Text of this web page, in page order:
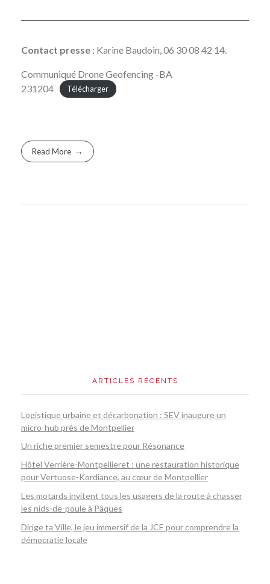
Contact presse : Karine Baudoin, 06 30 08 42 14.
Communiqué Drone Geofencing -BA
231204
Télécharger
Read More
ARTICLES RÉCENTS
Logistique urbaine et décarbonation : SEV inaugure un
micro-hub près de Montpellier
Un riche premier semestre pour Résonance
Hôtel Verrière-Montpellieret : une restauration historique
pour Vertuose-Kordiance, au cœur de Montpellier
Les motards invitent tous les usagers de la route à chasser
les nids-de-poule à Pâques
Dirige ta Ville, le jeu immersif de la JCE pour comprendre la
démocratie locale